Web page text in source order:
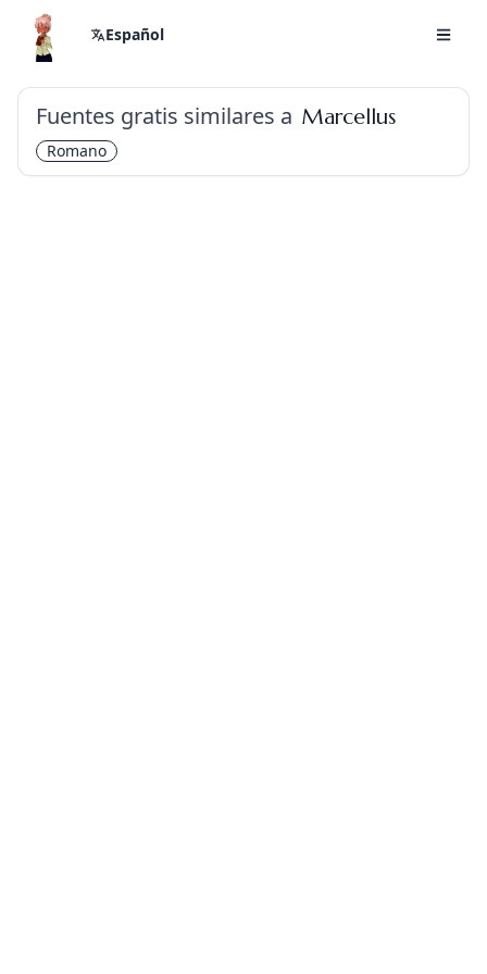
Español
Fuentes gratis similares a Marcellus
Romano